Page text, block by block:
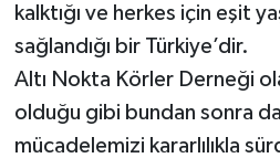
kalktığı ve herkes için eşit
sağlandığı bir Türkiye’dir.
Altı Nokta Körler Derneği
olduğu gibi bundan sonra
mücadelemizi kararlılıkla